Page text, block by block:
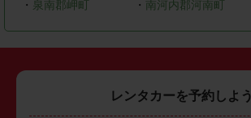
・ 泉南郡岬町 ・ 南河内郡河南町
レンタカーを予約しよう